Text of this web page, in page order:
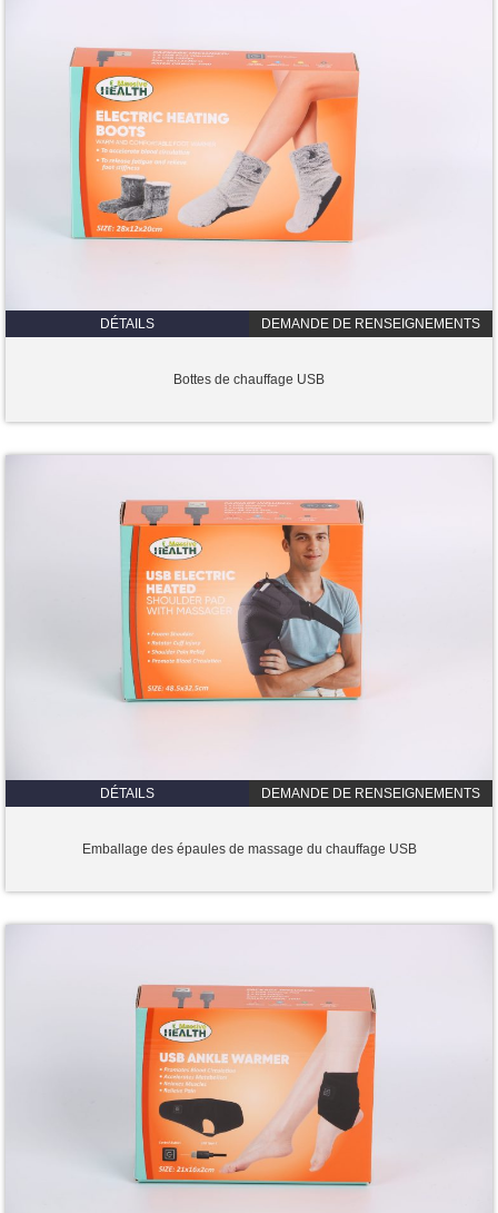
DÉTAILS DEMANDE DE RENSEIGNEMENTS
Bottes de chauffage USB
DÉTAILS DEMANDE DE RENSEIGNEMENTS
Emballage des épaules de massage du chauffage USB